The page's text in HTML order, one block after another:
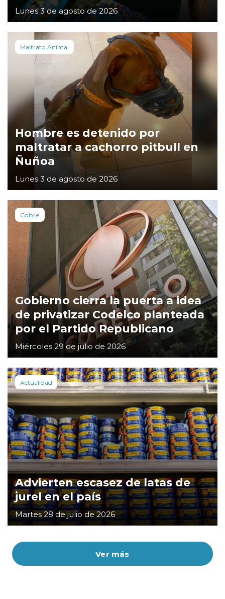
Ver más
Lunes 3 de agosto de 2026
Maltrato Animal
Hombre es detenido por
maltratar a cachorro pitbull en
Ñuñoa
Lunes 3 de agosto de 2026
Cobre
Gobierno cierra la puerta a idea
de privatizar Codelco planteada
por el Partido Republicano
Miércoles 29 de julio de 2026
Actualidad
Advierten escasez de latas de
jurel en el país
Martes 28 de julio de 2026